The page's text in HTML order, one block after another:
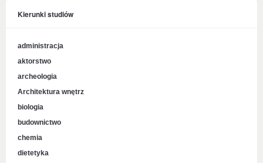
Kierunki studiów
administracja
aktorstwo
archeologia
Architektura wnętrz
biologia
budownictwo
chemia
dietetyka